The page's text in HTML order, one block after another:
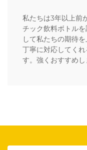
私たちは3年以上前
チック飲料ボトル
して私たちの期待
丁寧に対応してく
す。強くおすすめし